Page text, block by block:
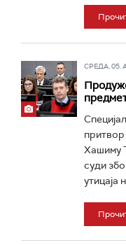
СРЕДА, 05.
Хашиму
суди
утицаја